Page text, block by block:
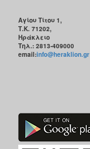
Αγίου Τίτου 1,
Τ.Κ. 71202,
Ηράκλειο
Τηλ.: 2813-409000
email:info@heraklion.gr